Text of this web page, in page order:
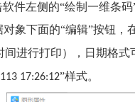
软件左侧的“绘制一维条
象下面的“编辑”按钮，
进行打印），日期格
17:26:12”样式。